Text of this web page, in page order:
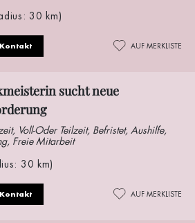
30 km)
AUF MERKLISTE
sucht neue
Voll-Oder Teilzeit, Befristet, Aushilfe,
Freie Mitarbeit
30 km)
AUF MERKLISTE